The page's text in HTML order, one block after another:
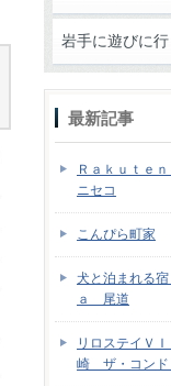
岩手に遊びに行
最新記事
Ｒａｋｕｔｅ
ニセコ
こんぴら町家
犬と泊まれる
ａ 尾道
リロステイＶ
崎 ザ・コンド